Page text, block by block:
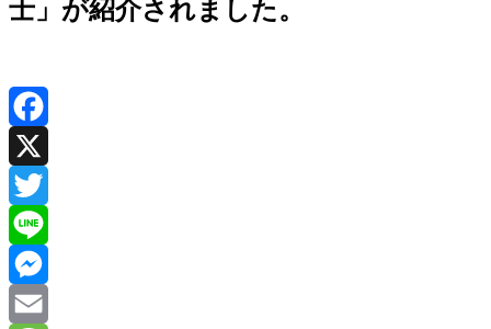
士」が紹介されました。
Facebook
X
Twitter
Line
Messenger